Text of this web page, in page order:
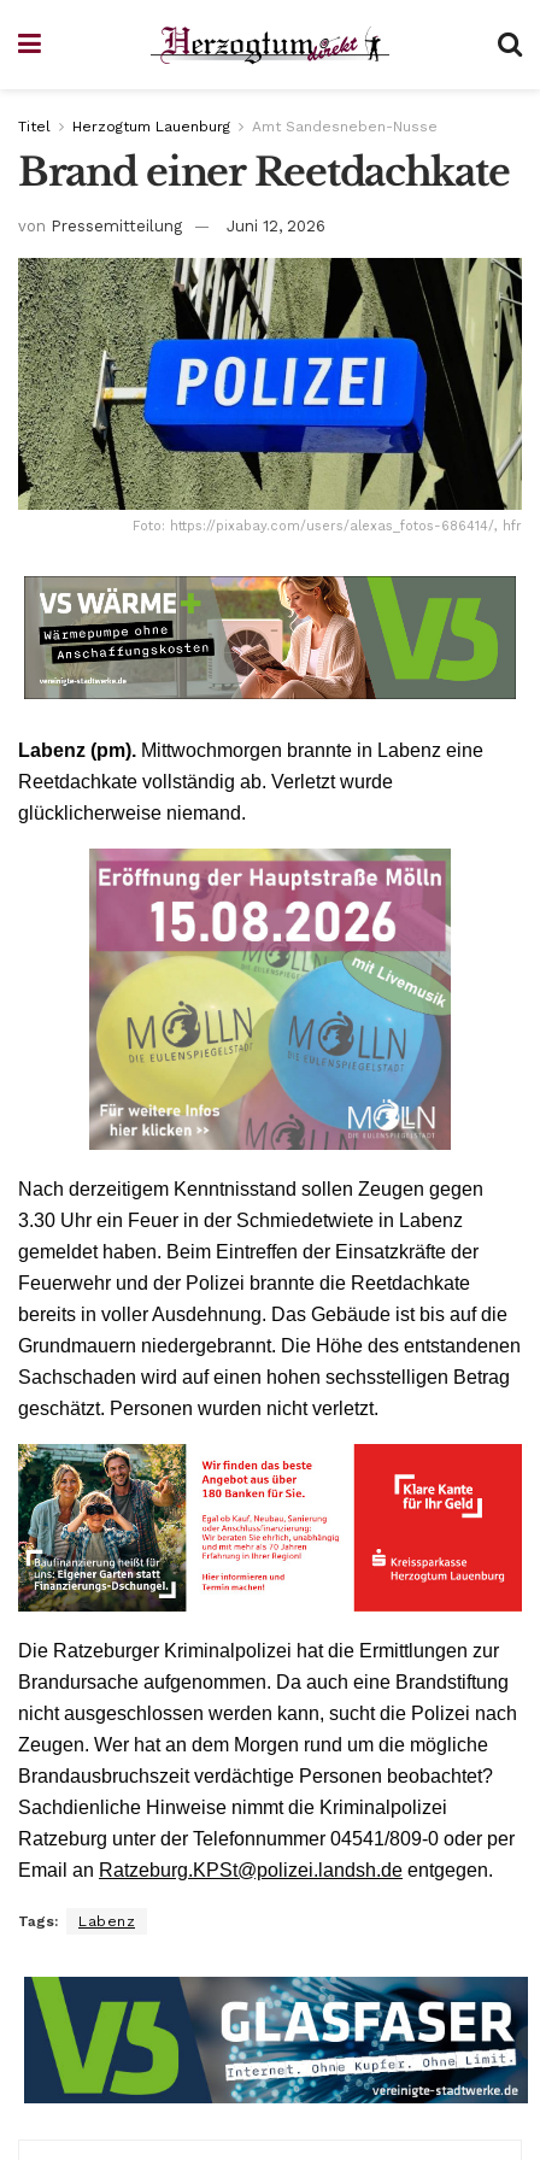
Titel Herzogtum Lauenburg Amt Sandesneben-Nusse
Brand einer Reetdachkate
von Pressemitteilung Juni 12, 2026
Foto: https://pixabay.com/users/alexas_fotos-686414/, hfr
Labenz (pm). Mittwochmorgen brannte in Labenz eine
Reetdachkate vollständig ab. Verletzt wurde
glücklicherweise niemand.
Nach derzeitigem Kenntnisstand sollen Zeugen gegen
3.30 Uhr ein Feuer in der Schmiedetwiete in Labenz
gemeldet haben. Beim Eintreffen der Einsatzkräfte der
Feuerwehr und der Polizei brannte die Reetdachkate
bereits in voller Ausdehnung. Das Gebäude ist bis auf die
Grundmauern niedergebrannt. Die Höhe des entstandenen
Sachschaden wird auf einen hohen sechsstelligen Betrag
geschätzt. Personen wurden nicht verletzt.
Die Ratzeburger Kriminalpolizei hat die Ermittlungen zur
Brandursache aufgenommen. Da auch eine Brandstiftung
nicht ausgeschlossen werden kann, sucht die Polizei nach
Zeugen. Wer hat an dem Morgen rund um die mögliche
Brandausbruchszeit verdächtige Personen beobachtet?
Sachdienliche Hinweise nimmt die Kriminalpolizei
Ratzeburg unter der Telefonnummer 04541/809-0 oder per
Email an Ratzeburg.KPSt@polizei.landsh.de entgegen.
Tags: Labenz